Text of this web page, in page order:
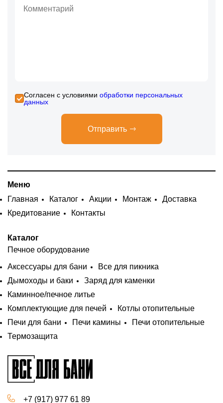
Cогласен с условиями обработки персональных
данных
Отправить
Меню
Главная
Каталог Акции Монтаж
Доставка
Кредитование
Контакты
Каталог
Печное оборудование
Аксессуары для бани
Все для пикника
Дымоходы и баки
Заряд для каменки
Каминное/печное литье
Комплектующие для печей
Котлы отопительные
Печи для бани
Печи камины
Печи отопительные
Термозащита
+7 (917) 977 61 89